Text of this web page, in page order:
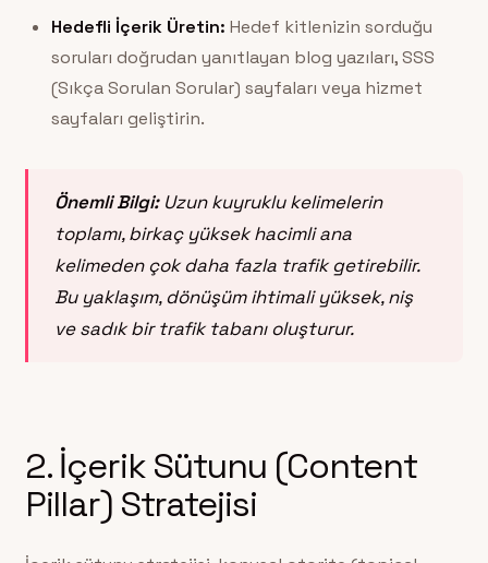
Hedefli İçerik Üretin: Hedef kitlenizin sorduğu
soruları doğrudan yanıtlayan blog yazıları, SSS
(Sıkça Sorulan Sorular) sayfaları veya hizmet
sayfaları geliştirin.
Önemli Bilgi:Uzun kuyruklu kelimelerin
toplamı, birkaç yüksek hacimli ana
kelimeden çok daha fazla trafik getirebilir.
Bu yaklaşım, dönüşüm ihtimali yüksek, niş
ve sadık bir trafik tabanı oluşturur.
2. İçerik Sütunu (Content
Pillar) Stratejisi